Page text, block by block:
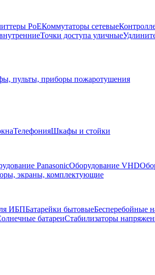
РоЕКоммутаторы сетевые
Точки доступа уличные
пульты, приборы пожаротушения
ТелефонияШкафы и стойки
PanasonicОборудование VHD
экраны, комплектующие
ИБПБатарейки бытовыеБесперебойные
батареиСтабилизаторы